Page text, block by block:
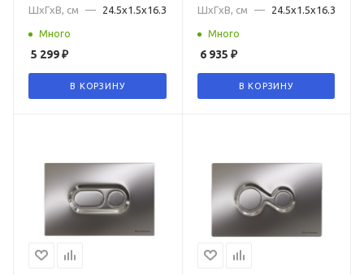
ШxГxВ, см
— 24.5x1.5x16.3
Много
5 299₽
В КОРЗИНУ
ШxГxВ, см
— 24.5x1.5x16.3
Много
6 935 ₽
В КОРЗИНУ